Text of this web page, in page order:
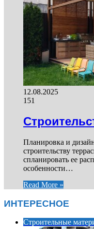
12.08.2025
151
Планировка и
строительству
спланировать ее
особенности…
Read More »
ИНТЕРЕСНОЕ
Строительные